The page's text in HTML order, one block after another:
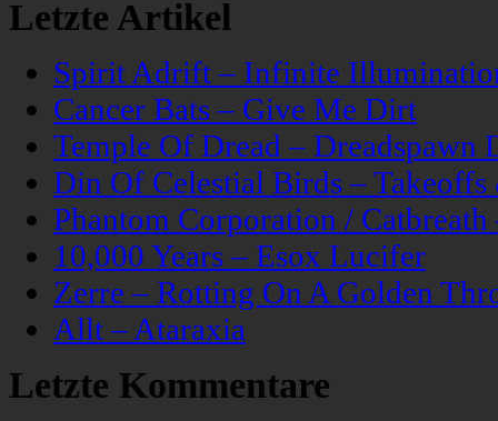
Letzte Artikel
Spirit Adrift – Infinite
Cancer Bats – Give Me Dirt
Temple Of Dread – Dreadspawn
Din Of Celestial Birds –
Phantom Corporation /
10,000 Years – Esox Lucifer
Zerre – Rotting On A Golden
Allt – Ataraxia
Letzte Kommentare